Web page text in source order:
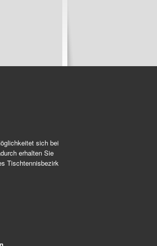
sich bei
erhalten Sie
Tischtennisbezirk